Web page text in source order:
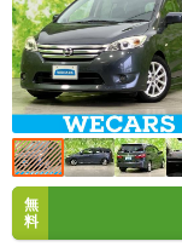
無
料